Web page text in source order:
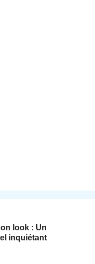
look : Un
inquiétant